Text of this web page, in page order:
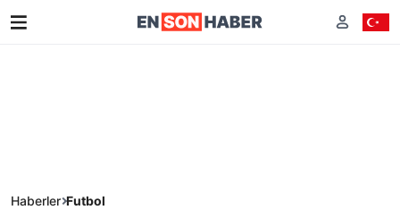
Haberler Futbol